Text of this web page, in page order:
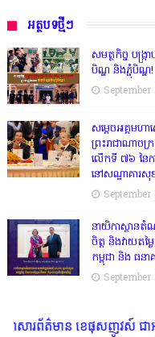
អត្ថបទថ្មីៗ
សមត្ថកិច្ច បង្ក្
បិណ្ឌ និងភ្ជុំបិណ្ឌ!
សម្តេចអគ្គមហ
ព្រះរាជាណាច
លើកទី ៧៦ នៃក
នៅសណ្ឋាគារសុខ
នាយិកាស្ថានតំ
ចិត្ត និងវាយតម្ល
កម្ពុជា និង ធនា
ខេផុសញូវស៍ ជាអង្គភាពមានច្